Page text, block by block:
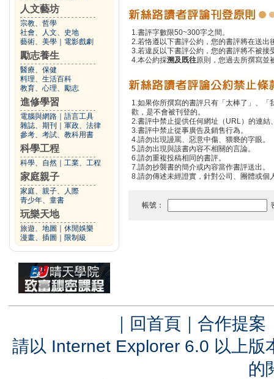
人文藝坊
宗教、哲學
社會、人文、史地
藝術、美學
電影戲劇
勵志養生
醫療、保健
料理、生活百科
教育、心理、勵志
進修學習
電腦與網路
語言工具
雜誌、期刊
軍政、法律
參考、考試、教科用書
科學工程
科學、自然 工業、工程
家庭親子
家庭、親子、人際
青少年、童書
玩樂天地
旅遊、地圖
休閒娛樂
漫畫、插圖
限制級
1.書評字數限50~300字之間。
2.若恪遵以下書評公約，您的書評將在送
3.若違反以下書評公約，您的書評將不被接
4.本公約採溯及既往原則，您過去所撰寫並
1.如果你所撰寫的書評只有「太棒了」、
歡，是不會被刊登的。
2.書評中禁止提供任何網址（URL）的連結
3.書評中禁止從事廣告及銷售行為。
4.請勿出現謾罵、惡意中傷、猥褻的字眼。
5.請勿出現與該書內容不相關的言論。
6.請勿重複投稿相同的書評。
7.請勿抄襲書的簡介或內容當作書評送出。
8.請勿傳述未經證實，針對公司、團體或個
帳號：
｜ 回首頁 ｜ 合作提案
請以 Internet Explorer 6.0 以上
的